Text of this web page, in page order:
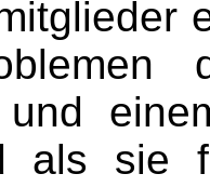
als sie